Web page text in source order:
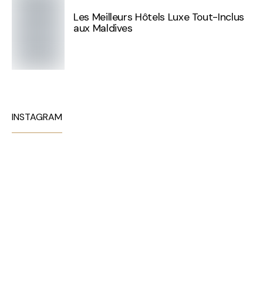
Les Meilleurs Hôtels Luxe Tout-Inclus
aux Maldives
INSTAGRAM